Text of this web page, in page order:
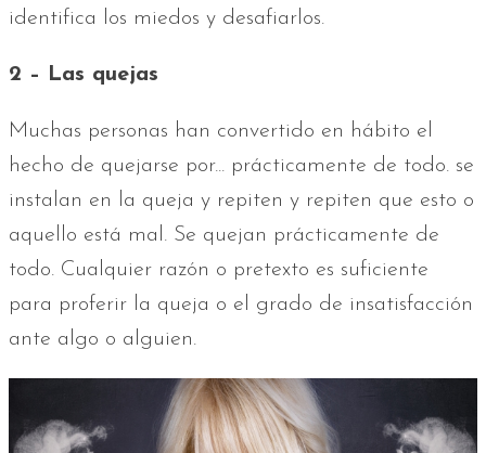
identifica los miedos y desafiarlos.
2 – Las quejas
Muchas personas han convertido en hábito el
hecho de quejarse por... prácticamente de todo. se
instalan en la queja y repiten y repiten que esto o
aquello está mal. Se quejan prácticamente de
todo. Cualquier razón o pretexto es suficiente
para proferir la queja o el grado de insatisfacción
ante algo o alguien.